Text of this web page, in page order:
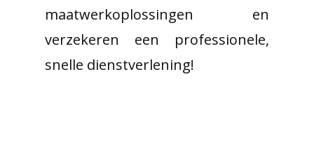
maatwerkoplossingen en
verzekeren een professionele,
snelle dienstverlening!